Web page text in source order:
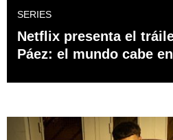
SERIES
Netflix presenta el
Páez: el mundo cabe